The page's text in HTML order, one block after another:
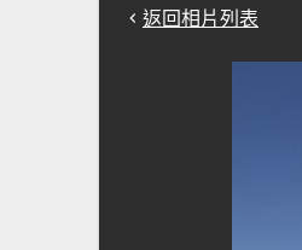
返回相片列表